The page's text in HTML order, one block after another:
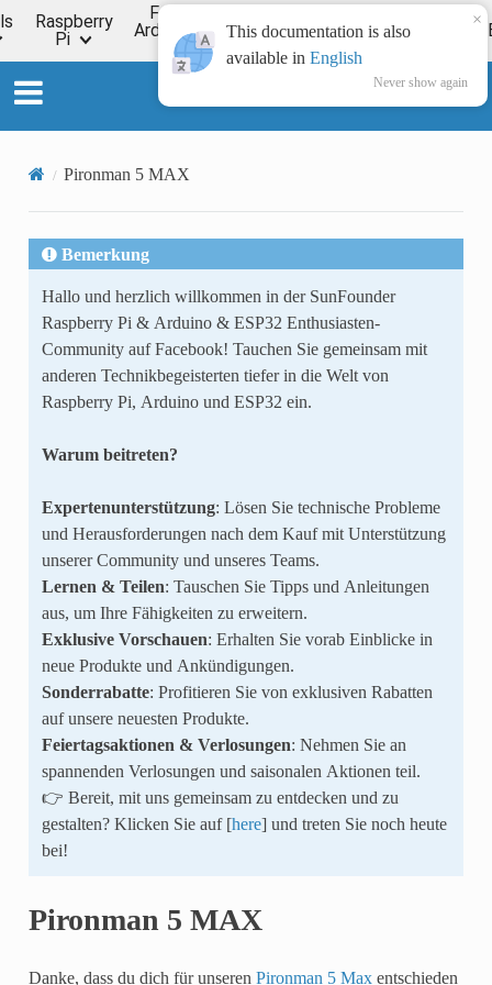
Raspberry
Pi
For
Arduino
ESP32
Online
Tutorial
Forum
Pironman 5 MAX
Bemerkung
Hallo und herzlich willkommen in der SunFounder
Raspberry Pi & Arduino & ESP32 Enthusiasten-
Community auf Facebook! Tauchen Sie gemeinsam mit
anderen Technikbegeisterten tiefer in die Welt von
Raspberry Pi, Arduino und ESP32 ein.
Warum beitreten?
Expertenunterstützung: Lösen Sie technische Probleme
und Herausforderungen nach dem Kauf mit Unterstützung
unserer Community und unseres Teams.
Lernen & Teilen: Tauschen Sie Tipps und Anleitungen
aus, um Ihre Fähigkeiten zu erweitern.
Exklusive Vorschauen: Erhalten Sie vorab Einblicke in
neue Produkte und Ankündigungen.
Sonderrabatte: Profitieren Sie von exklusiven Rabatten
auf unsere neuesten Produkte.
Feiertagsaktionen & Verlosungen: Nehmen Sie an
spannenden Verlosungen und saisonalen Aktionen teil.
👉 Bereit, mit uns gemeinsam zu entdecken und zu
gestalten? Klicken Sie auf [here] und treten Sie noch heute
bei!
Pironman 5 MAX
Danke, dass du dich für unseren Pironman 5 Maxentschieden
This documentation is also
available in English
Never show again
×